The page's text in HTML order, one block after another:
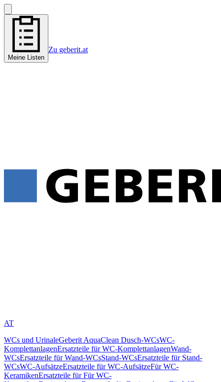
Meine Listen
Zu geberit.at
AT
WCs und UrinaleGeberit AquaClean Dusch-WCsWC-
KomplettanlagenErsatzteile für WC-KomplettanlagenWand-
WCsErsatzteile für Wand-WCsStand-WCsErsatzteile für Stand-
WCsWC-AufsätzeErsatzteile für WC-AufsätzeFür WC-
KeramikenErsatzteile für Für WC-